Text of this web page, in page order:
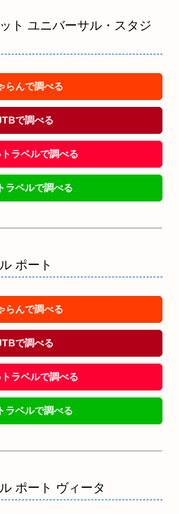
ト ユニバーサル・スタジ
らんで調べる
で調べる
ラベルで調べる
ラベルで調べる
ポート
らんで調べる
で調べる
ラベルで調べる
ラベルで調べる
ポート ヴィータ